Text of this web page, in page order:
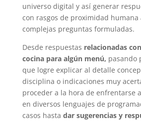
universo digital y así generar
con rasgos de proximidad humana
complejas preguntas formuladas.
Desde respuestas relacionadas
cocina para algún menú, pasando
que logre explicar al detalle
disciplina o indicaciones muy
proceder a la hora de enfrentarse
en diversos lenguajes de
casos hasta dar sugerencias y